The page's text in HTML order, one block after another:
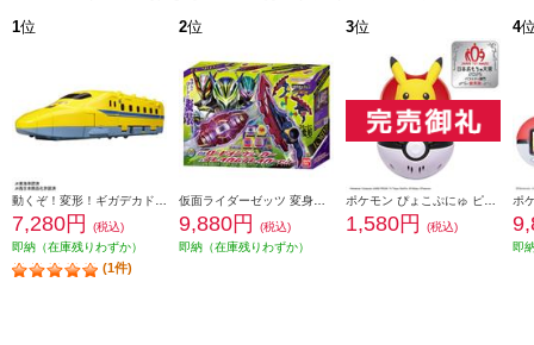
1位
7,280円
(税込)
即納（在庫残りわずか）
(1件)
2位
9,880円
(税込)
即納（在庫残りわずか）
3位
1,580円 (税込)
4
即